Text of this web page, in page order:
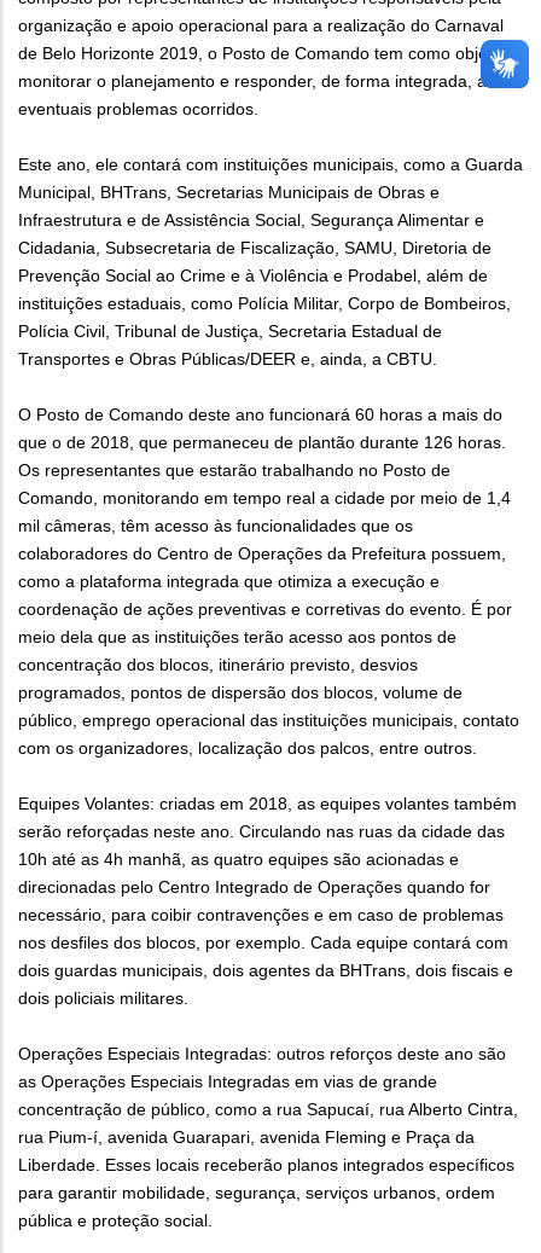
organização e apoio operacional para a realização do Carnaval
de Belo Horizonte 2019, o Posto de Comando tem como objetivo
monitorar o planejamento e responder, de forma integrada, aos
eventuais problemas ocorridos.
Este ano, ele contará com instituições municipais, como a Guarda
Municipal, BHTrans, Secretarias Municipais de Obras e
Infraestrutura e de Assistência Social, Segurança Alimentar e
Cidadania, Subsecretaria de Fiscalização, SAMU, Diretoria de
Prevenção Social ao Crime e à Violência e Prodabel, além de
instituições estaduais, como Polícia Militar, Corpo de Bombeiros,
Polícia Civil, Tribunal de Justiça, Secretaria Estadual de
Transportes e Obras Públicas/DEER e, ainda, a CBTU.
O Posto de Comando deste ano funcionará 60 horas a mais do
que o de 2018, que permaneceu de plantão durante 126 horas.
Os representantes que estarão trabalhando no Posto de
Comando, monitorando em tempo real a cidade por meio de 1,4
mil câmeras, têm acesso às funcionalidades que os
colaboradores do Centro de Operações da Prefeitura possuem,
como a plataforma integrada que otimiza a execução e
coordenação de ações preventivas e corretivas do evento. É por
meio dela que as instituições terão acesso aos pontos de
concentração dos blocos, itinerário previsto, desvios
programados, pontos de dispersão dos blocos, volume de
público, emprego operacional das instituições municipais, contato
com os organizadores, localização dos palcos, entre outros.
Equipes Volantes: criadas em 2018, as equipes volantes também
serão reforçadas neste ano. Circulando nas ruas da cidade das
10h até as 4h manhã, as quatro equipes são acionadas e
direcionadas pelo Centro Integrado de Operações quando for
necessário, para coibir contravenções e em caso de problemas
nos desfiles dos blocos, por exemplo. Cada equipe contará com
dois guardas municipais, dois agentes da BHTrans, dois fiscais e
dois policiais militares.
Operações Especiais Integradas: outros reforços deste ano são
as Operações Especiais Integradas em vias de grande
concentração de público, como a rua Sapucaí, rua Alberto Cintra,
rua Pium-í, avenida Guarapari, avenida Fleming e Praça da
Liberdade. Esses locais receberão planos integrados específicos
para garantir mobilidade, segurança, serviços urbanos, ordem
pública e proteção social.